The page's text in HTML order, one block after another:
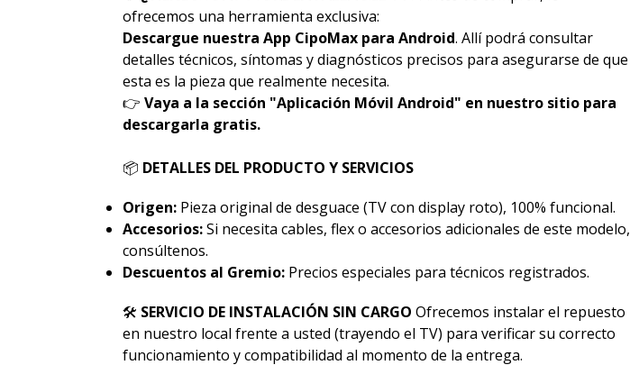
ofrecemos una herramienta exclusiva:
Descargue nuestra App CipoMax para Android. Allí podrá consultar
detalles técnicos, síntomas y diagnósticos precisos para asegurarse de que
esta es la pieza que realmente necesita.
👉 Vaya a la sección "Aplicación Móvil Android" en nuestro sitio para
descargarla gratis.
📦 DETALLES DEL PRODUCTO Y SERVICIOS
Origen:Pieza original de desguace (TV con display roto), 100% funcional.
Accesorios:Si necesita cables, flex o accesorios adicionales de este modelo,
consúltenos.
Descuentos al Gremio:Precios especiales para técnicos registrados.
🛠 SERVICIO DE INSTALACIÓN SIN CARGO Ofrecemos instalar el repuesto
en nuestro local frente a usted (trayendo el TV) para verificar su correcto
funcionamiento y compatibilidad al momento de la entrega.